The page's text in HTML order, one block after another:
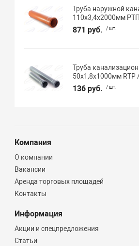
Труба наружной
110х3,4х2000мм
871 руб. / шт.
Труба
50х1,8х1000мм
136 руб. / шт.
Компания
О компании
Вакансии
Аренда торговых площадей
Контакты
Информация
Акции и спецпредложения
Статьи